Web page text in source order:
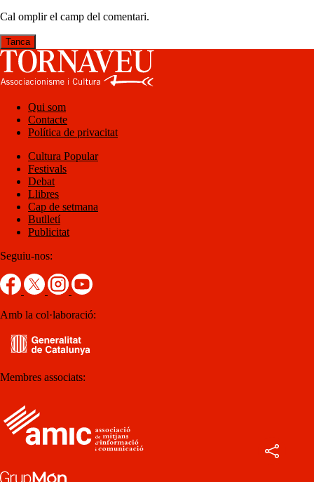
Cal omplir el camp del comentari.
Tanca
Qui som
Contacte
Política de privacitat
Cultura Popular
Festivals
Debat
Llibres
Cap de setmana
Butlletí
Publicitat
Seguiu-nos:
Amb la col·laboració:
Membres associats: